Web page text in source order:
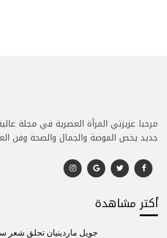
مرحبا عزيزتي المرأة العصرية في مجلة
جديد يخص الموضة والجمال والصحة وفن
أكتر مشاهدة
جويل ماردينيان تحلق شعر